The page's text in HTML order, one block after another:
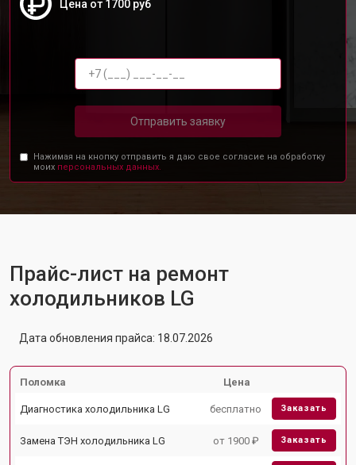
Цена от 1700 руб
Отправить заявку
Нажимая на кнопку отправить я даю свое согласие на обработку
моих персональных данных.
Прайс-лист на ремонт
холодильников LG
Дата обновления прайса: 18.07.2026
Поломка Цена
Диагностика холодильника LG бесплатно Заказать
Замена ТЭН холодильника LG от 1900 ₽ Заказать